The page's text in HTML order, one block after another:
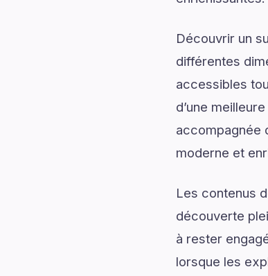
Découvrir un
différentes
accessibles
d’une
accompagnée
moderne et
Les contenus
découverte
à rester
lorsque les